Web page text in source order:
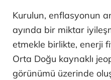
Kurulun, enflasyonun
ayında bir miktar
etmekle birlikte, enerji
Orta Doğu kaynaklı
görünümü üzerinde